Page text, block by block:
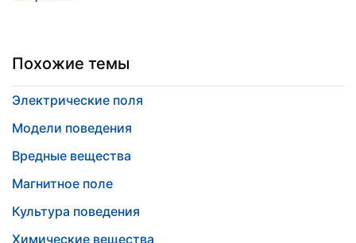
Похожие темы
Электрические поля
Модели поведения
Вредные вещества
Магнитное поле
Культура поведения
Химические вещества